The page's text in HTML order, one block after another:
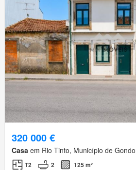
320 000 €
Casa em Rio Tinto, Município de
T2 2 125 m²